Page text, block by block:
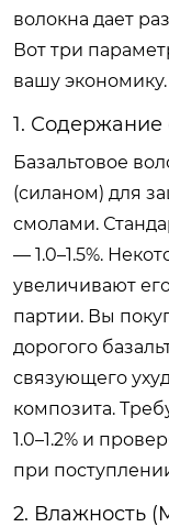
волокна дает
Вот три
вашу экономику.
1. Содержание
Базальтовое
(силаном) для
смолами.
— 1.0–1.5%.
увеличивают
партии. Вы
дорогого
связующего
композита.
1.0–1.2% и
при
2. Влажность